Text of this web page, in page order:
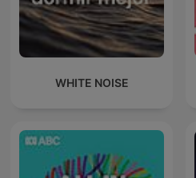
WHITE NOISE